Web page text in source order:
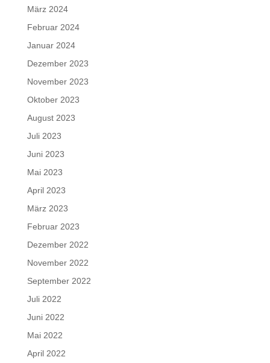
März 2024
Februar 2024
Januar 2024
Dezember 2023
November 2023
Oktober 2023
August 2023
Juli 2023
Juni 2023
Mai 2023
April 2023
März 2023
Februar 2023
Dezember 2022
November 2022
September 2022
Juli 2022
Juni 2022
Mai 2022
April 2022